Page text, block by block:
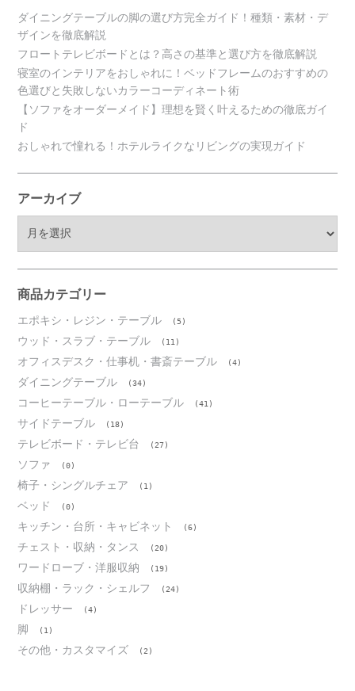
ダイニングテーブルの脚の選び方完全ガイド！種類・素材・デ
ザインを徹底解説
フロートテレビボードとは？高さの基準と選び方を徹底解説
寝室のインテリアをおしゃれに！ベッドフレームのおすすめの
色選びと失敗しないカラーコーディネート術
【ソファをオーダーメイド】理想を賢く叶えるための徹底ガイ
ド
おしゃれで憧れる！ホテルライクなリビングの実現ガイド
アーカイブ
ブ
商品カテゴリー
エポキシ・レジン・テーブル (5)
ウッド・スラブ・テーブル (11)
オフィスデスク・仕事机・書斎テーブル (4)
ダイニングテーブル (34)
コーヒーテーブル・ローテーブル (41)
サイドテーブル (18)
テレビボード・テレビ台 (27)
ソファ (0)
椅子・シングルチェア (1)
ベッド (0)
キッチン・台所・キャビネット (6)
チェスト・収納・タンス (20)
ワードローブ・洋服収納 (19)
収納棚・ラック・シェルフ (24)
ドレッサー (4)
脚 (1)
その他・カスタマイズ (2)